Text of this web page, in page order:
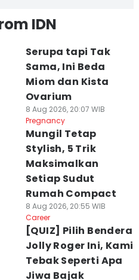
IDN
Serupa tapi Tak
Sama, Ini Beda
Miom dan Kista
Ovarium
8 Aug 2026, 20:07 WIB
Pregnancy
Mungil Tetap
Stylish, 5 Trik
Maksimalkan
Setiap Sudut
Rumah Compact
8 Aug 2026, 20:55 WIB
Career
[QUIZ] Pilih Bendera
Jolly Roger Ini, Kami
Tebak Seperti Apa
Jiwa Bajak